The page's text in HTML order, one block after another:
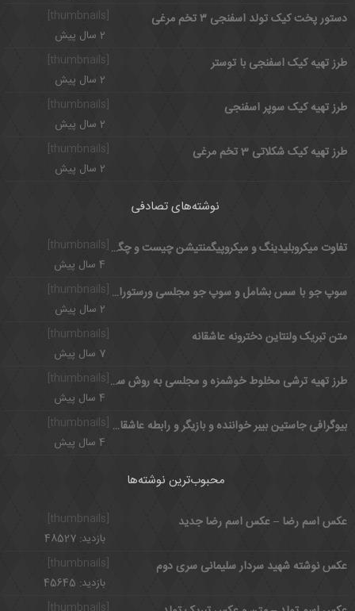
[thumbnails]
دستور پخت کیک تولد اسفنجی ۳ تخم مرغی
2 سال پیش
طرز تهیه کیک اسفنجی با توستر
2 سال پیش
[thumbnails]
طرز تهیه کیک سوپر اسفنجی
2 سال پیش
طرز تهیه کیک شکلاتی 3 تخم مرغی
2 سال پیش
نوشته‌های تصادفی
[thumbnails] تفاوت میکروبلیدینگ و میکروپیگمنتیشن چیست و چگونه انجام می شود؟
4 سال پیش
سوپ جو با سس بشامل و سوپ جو مجلسی ورستورانی
2 سال پیش
[thumbnails]
متن تبریک ولنتاین دخترونه عاشقانه
7 سال پیش
طرز تهیه ترشی مخلوط خوشمزه و مجلسی به روش سنتی
4 سال پیش
بیوگرافی جاستین بیبر خواننده و بازیگر و رابطه عاشقانه با سلنا گومز
4 سال پیش
محبوب‌ترین نوشته‌ها
عکس اسم رضا – عکس اسم رضا جدید
بازدید: 48527
[thumbnails]
عکس نوشته شهید سردار سلیمانی سری دوم
بازدید: 45645